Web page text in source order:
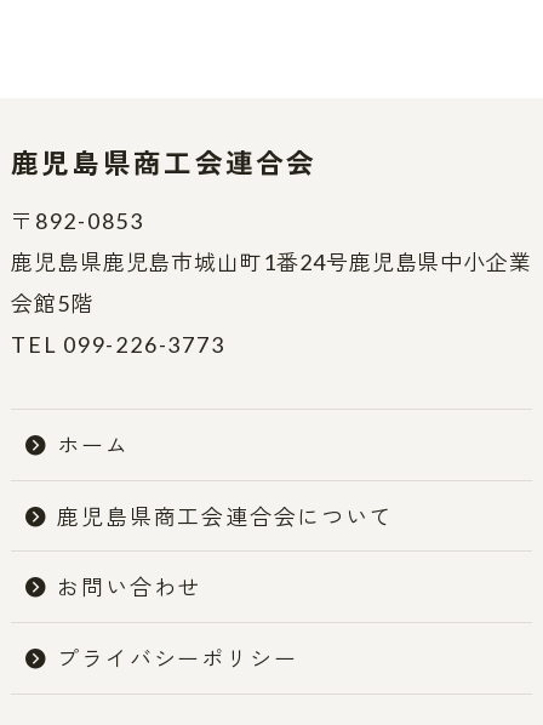
鹿児島県商工会連合会
〒892-0853
鹿児島県鹿児島市城山町1番24号鹿児島県中小企業
会館5階
TEL 099-226-3773
ホーム
鹿児島県商工会連合会について
お問い合わせ
プライバシーポリシー